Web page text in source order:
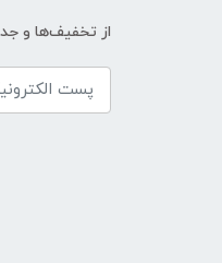
از تخفیف‌ها و